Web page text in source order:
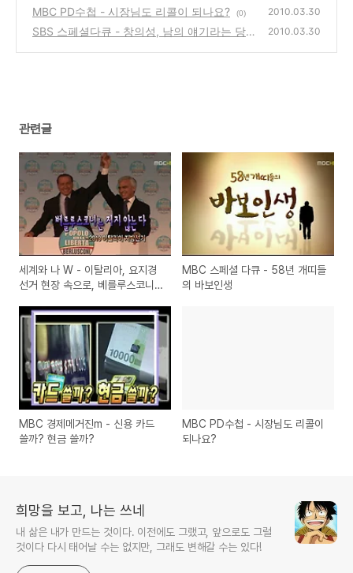
까?
(0)
MBC PD수첩 - 시장님도 리콜이 되나요? (0) 2010.03.30
SBS 스페셜다큐 - 창의성, 남의 얘기라는 당신
2010.03.30
관련글
세계와 나 W - 이탈리아, 요지경
선거 현장 속으로, 베를루스코니
MBC 스페셜 다큐 - 58년 개띠들
의 바보인생
MBC 경제메거진m - 신용 카드
쓸까? 현금 쓸까?
MBC PD수첩 - 시장님도 리콜이
되나요?
희망을 보고, 나는 쓰네
내 삶은 내가 만드는 것이다. 이전에도 그랬고, 앞으로도 그럴
것이다 다시 태어날 수는 없지만, 그래도 변해갈 수는 있다!